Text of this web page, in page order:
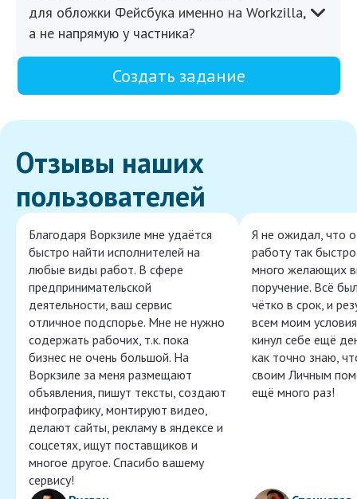
для обложки Фейсбука именно на Workzilla,
а не напрямую у частника?
Создать задание
Отзывы наших
пользователей
Благодаря Воркзиле мне удаётся
быстро найти исполнителей на
любые виды работ. В сфере
предпринимательской
деятельности, ваш сервис
отличное подспорье. Мне не нужно
содержать рабочих, т.к. пока
бизнес не очень большой. На
Воркзиле за меня размещают
объявления, пишут тексты, создают
инфографику, монтируют видео,
делают сайты, рекламу в яндексе и
соцсетях, ищут поставщиков и
многое другое. Спасибо вашему
сервису!
Я не ожидал, что
работу так
много желающих
поручение. Всё
чётко в срок, и
всем моим
кинул себе ещё
как точно знаю,
своим Личным
ещё много раз!